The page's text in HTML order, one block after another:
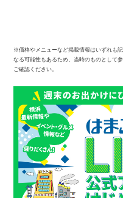
※価格やメニューなど掲載情報はいずれも
なる可能性もあるため、当時のものとして
ご確認ください。